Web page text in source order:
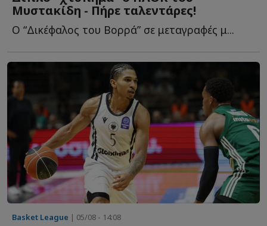
Μυστακίδη - Πήρε ταλεντάρες!
Ο “Δικέφαλος του Βορρά” σε μεταγραφές μ...
Basket League | 05/08 - 14:08